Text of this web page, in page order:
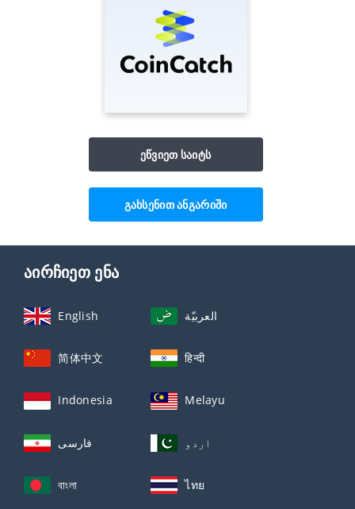
ეწვიეთ საიტს
გახსენით ანგარიში
აირჩიეთ ენა
English العربيّة
简体中文 हिन्दी
Indonesia Melayu
فارسی اردو
বাংলা ไทย